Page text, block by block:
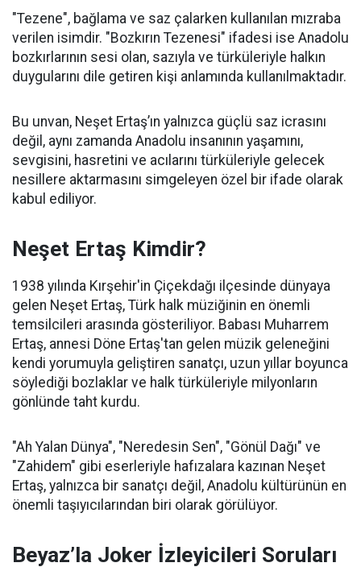
"Tezene", bağlama ve saz çalarken kullanılan mızraba
verilen isimdir. "Bozkırın Tezenesi" ifadesi ise Anadolu
bozkırlarının sesi olan, sazıyla ve türküleriyle halkın
duygularını dile getiren kişi anlamında kullanılmaktadır.
Bu unvan, Neşet Ertaş’ın yalnızca güçlü saz icrasını
değil, aynı zamanda Anadolu insanının yaşamını,
sevgisini, hasretini ve acılarını türküleriyle gelecek
nesillere aktarmasını simgeleyen özel bir ifade olarak
kabul ediliyor.
Neşet Ertaş Kimdir?
1938 yılında Kırşehir'in Çiçekdağı ilçesinde dünyaya
gelen Neşet Ertaş, Türk halk müziğinin en önemli
temsilcileri arasında gösteriliyor. Babası Muharrem
Ertaş, annesi Döne Ertaş'tan gelen müzik geleneğini
kendi yorumuyla geliştiren sanatçı, uzun yıllar boyunca
söylediği bozlaklar ve halk türküleriyle milyonların
gönlünde taht kurdu.
"Ah Yalan Dünya", "Neredesin Sen", "Gönül Dağı" ve
"Zahidem" gibi eserleriyle hafızalara kazınan Neşet
Ertaş, yalnızca bir sanatçı değil, Anadolu kültürünün en
önemli taşıyıcılarından biri olarak görülüyor.
Beyaz’la Joker İzleyicileri Soruları